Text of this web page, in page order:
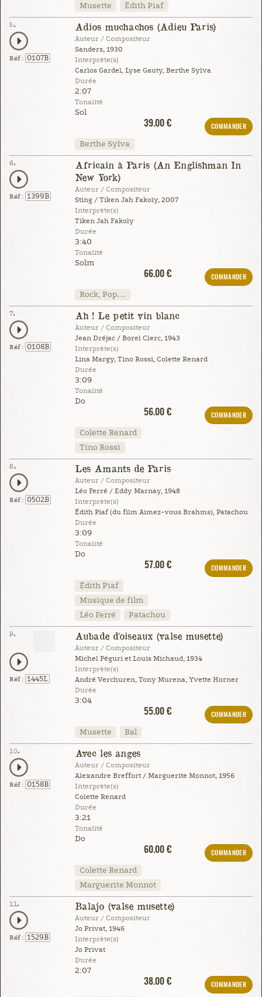
Musette Édith Piaf
5.
Réf : 0107B
Adios muchachos (Adieu Paris)
Auteur / Compositeur
Sanders, 1930
Interprète(s)
Carlos Gardel, Lyse Gauty, Berthe Sylva
Durée
2:07
Tonalité
Sol
39.00 €
COMMANDER
Berthe Sylva
6.
Réf : 1399B
Africain à Paris (An Englishman In
New York)
Auteur / Compositeur
Sting / Tiken Jah Fakoly, 2007
Interprète(s)
Tiken Jah Fakoly
Durée
3:40
Tonalité
Solm
66.00 €
COMMANDER
Rock, Pop…
7.
Réf : 0108B
Ah ! Le petit vin blanc
Auteur / Compositeur
Jean Dréjac / Borel Clerc, 1943
Interprète(s)
Lina Margy, Tino Rossi, Colette Renard
Durée
3:09
Tonalité
Do
56.00 €
COMMANDER
Colette Renard
Tino Rossi
8.
Réf : 0502B
Les Amants de Paris
Auteur / Compositeur
Léo Ferré / Eddy Marnay, 1948
Interprète(s)
Édith Piaf (du film Aimez-vous Brahms), Patachou
Durée
3:09
Tonalité
Do
57.00 €
COMMANDER
Édith Piaf
Musique de film
Léo Ferré
Patachou
9.
Réf : 1445L
Aubade d'oiseaux (valse musette)
Auteur / Compositeur
Michel Péguri et Louis Michaud, 1934
Interprète(s)
André Verchuren, Tony Murena, Yvette Horner
Durée
3:04
55.00 €
COMMANDER
Musette Bal
10.
Réf : 0158B
Avec les anges
Auteur / Compositeur
Alexandre Breffort / Marguerite Monnot, 1956
Interprète(s)
Colette Renard
Durée
3:21
Tonalité
Do
60.00 €
COMMANDER
Colette Renard
Marguerite Monnot
11.
Réf : 1529B
Balajo (valse musette)
Auteur / Compositeur
Jo Privat, 1946
Interprète(s)
Jo Privat
Durée
2:07
38.00 €
COMMANDER